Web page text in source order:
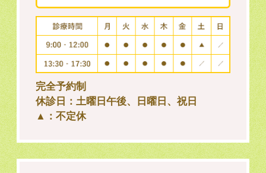
完全予約制
休診日：土曜日午後、日曜日、祝日
▲：不定休